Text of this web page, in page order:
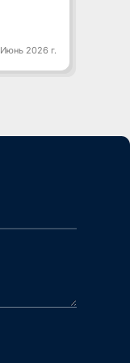
Июнь 2026 г.